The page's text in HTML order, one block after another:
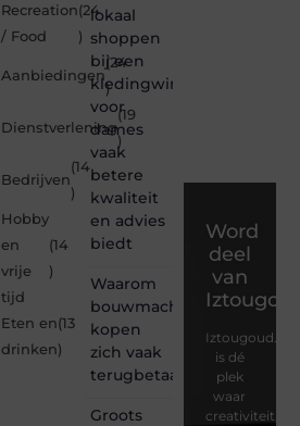
Recreation
/ Food
(24
)
Aanbiedingen
(24
)
Dienstverlening
(19
)
Bedrijven
(14
)
Hobby
en
vrije
tijd
(14
)
Eten en
drinken
(13
)
lokaal
shoppen
bij een
kledingwinkel
voor
dames
vaak
betere
kwaliteit
en advies
biedt
Waarom
bouwmachines
kopen
zich vaak
terugbetaalt
Groots
Word
deel
van
Iztougoud.be
is dé
plek
waar
creativiteit,